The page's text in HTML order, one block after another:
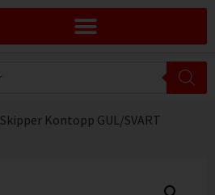
Skipper Kontopp GUL/SVART